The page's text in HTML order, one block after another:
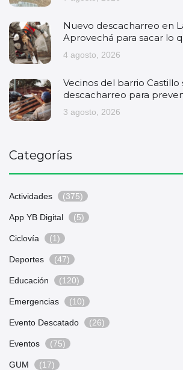
Nuevo descacharreo en
Aprovechá para sacar lo
4 agosto, 2026
Vecinos del barrio Castillo
descacharreo para
3 agosto, 2026
Categorías
Actividades (375)
App YB Digital (5)
Ciclovía (1)
Deportes (47)
Educación (120)
Emergencias (10)
Evento Descatado (26)
Eventos (75)
GUM (17)